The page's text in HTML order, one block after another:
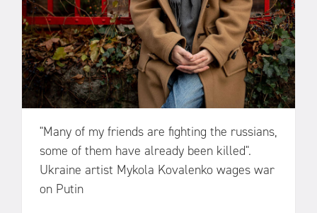
"Many of my friends are fighting the russians,
some of them have already been killed".
Ukraine artist Mykola Kovalenko wages war
on Putin